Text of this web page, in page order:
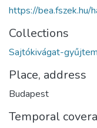
https://
Collections
Sajtókivágat-
Place, address
Budapest
Temporal